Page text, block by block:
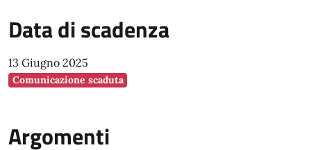
Data di scadenza
13 Giugno 2025
Comunicazione scaduta
Argomenti